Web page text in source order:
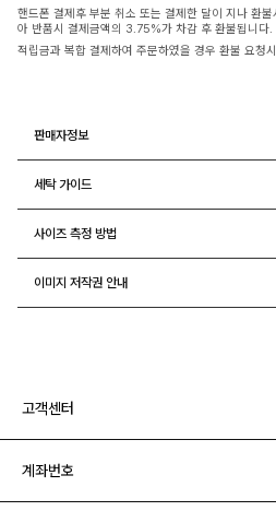
핸드폰 결제후 부분 취소 또는 결제한 달이 지나 환
아 반품시 결제금액의 3.75%가 차감 후 환불됩니다.
적립금과 복합 결제하여 주문하였을 경우 환불 요청
판매자정보
세탁 가이드
사이즈 측정 방법
이미지 저작권 안내
고객센터
계좌번호